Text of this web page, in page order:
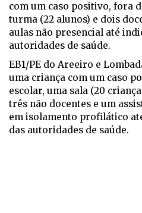
com um caso positivo, fora
turma (22 alunos) e dois
aulas não presencial até
autoridades de saúde.
EB1/PE do Areeiro e
uma criança com um caso
escolar, uma sala (20
três não docentes e um
em isolamento profilático
das autoridades de saúde.